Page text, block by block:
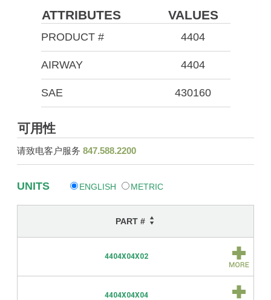
ATTRIBUTES VALUES
PRODUCT # 4404
AIRWAY 4404
SAE 430160
可用性
请致电客户服务 847.588.2200
UNITS ENGLISH METRIC
PART #
4404X04X02
4404X04X04